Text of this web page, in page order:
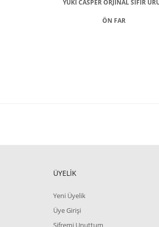
YUKİ CASPER ORJİNAL SIFIR
ÖN FAR
ÜYELİK
Yeni Üyelik
Üye Girişi
Şifremi Unuttum